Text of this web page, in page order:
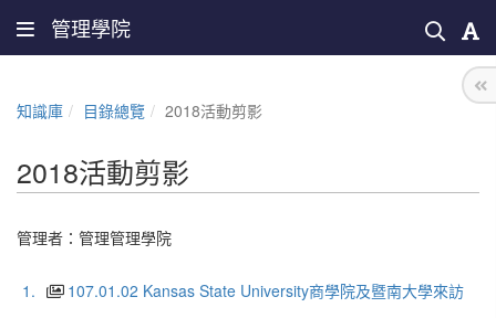
管理學院
知識庫 目錄總覽 2018活動剪影
2018活動剪影
管理者： 管理管理學院
1.
107.01.02 Kansas State University商學院及暨南大學來訪